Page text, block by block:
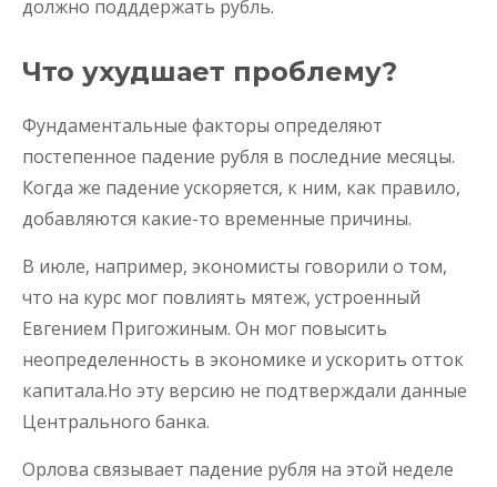
должно подддержать рубль.
Что ухудшает проблему?
Фундаментальные факторы определяют
постепенное падение рубля в последние месяцы.
Когда же падение ускоряется, к ним, как правило,
добавляются какие-то временные причины.
В июле, например, экономисты говорили о том,
что на курс мог повлиять мятеж, устроенный
Евгением Пригожиным. Он мог повысить
неопределенность в экономике и ускорить отток
капитала.Но эту версию не подтверждали данные
Центрального банка.
Орлова связывает падение рубля на этой неделе